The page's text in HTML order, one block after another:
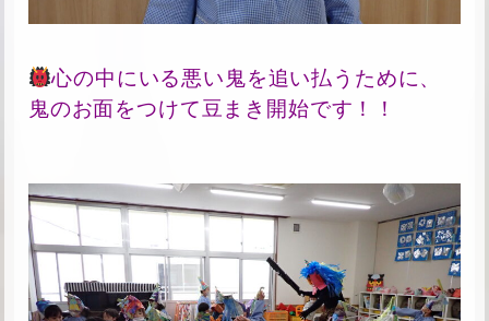
心の中にいる悪い鬼を追い払うために、
鬼のお面をつけて豆まき開始です！！